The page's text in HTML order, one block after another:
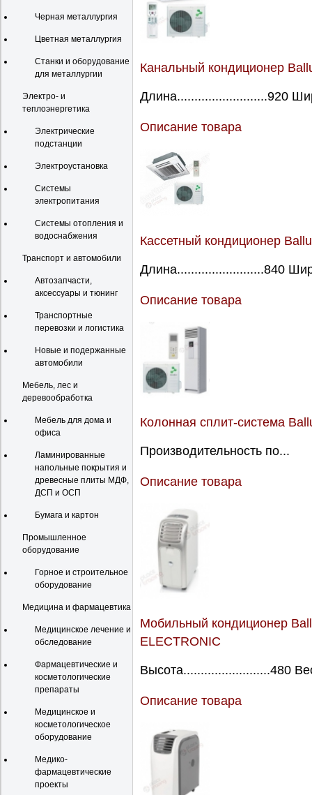
Черная металлургия
Цветная металлургия
Станки и оборудование
для металлургии
Электро- и
теплоэнергетика
Электрические
подстанции
Электроустановка
Системы
электропитания
Системы отопления и
водоснабжения
Транспорт и автомобили
Автозапчасти,
аксессуары и тюнинг
Транспортные
перевозки и логистика
Новые и подержанные
автомобили
Мебель, лес и
деревообработка
Мебель для дома и
офиса
Ламинированные
напольные покрытия и
древесные плиты МДФ,
ДСП и ОСП
Бумага и картон
Промышленное
оборудование
Горное и строительное
оборудование
Медицина и фармацевтика
Медицинское лечение и
обследование
Фармацевтические и
косметологические
препараты
Медицинское и
косметологическое
оборудование
Медико-
фармацевтические
проекты
Канальный кондиционер
Длина..........................920
Описание товара
Кассетный кондиционер
Длина.........................840
Описание товара
Колонная сплит-система
Производительность по...
Описание товара
Мобильный кондиционер
ELECTRONIC
Высота.........................480
Описание товара